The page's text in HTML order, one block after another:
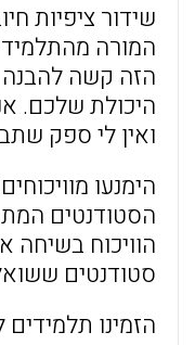
שידור ציפיות
המורה
הזה קשה
היכולת שלכם.
ואין לי ספק
הימנעו
הסטודנטים
הוויכוח בשיחה
סטודנטים
הזמינו